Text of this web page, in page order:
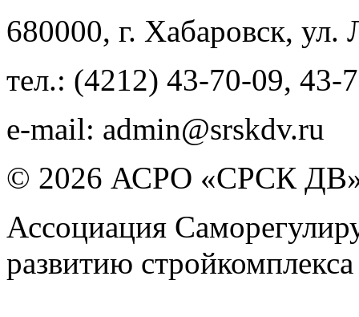
680000, г. Хабаровск, ул.
тел.: (4212) 43-70-09, 43-
e-mail: admin@srskdv.ru
© 2026 АСРО «СРСК
Ассоциация
развитию